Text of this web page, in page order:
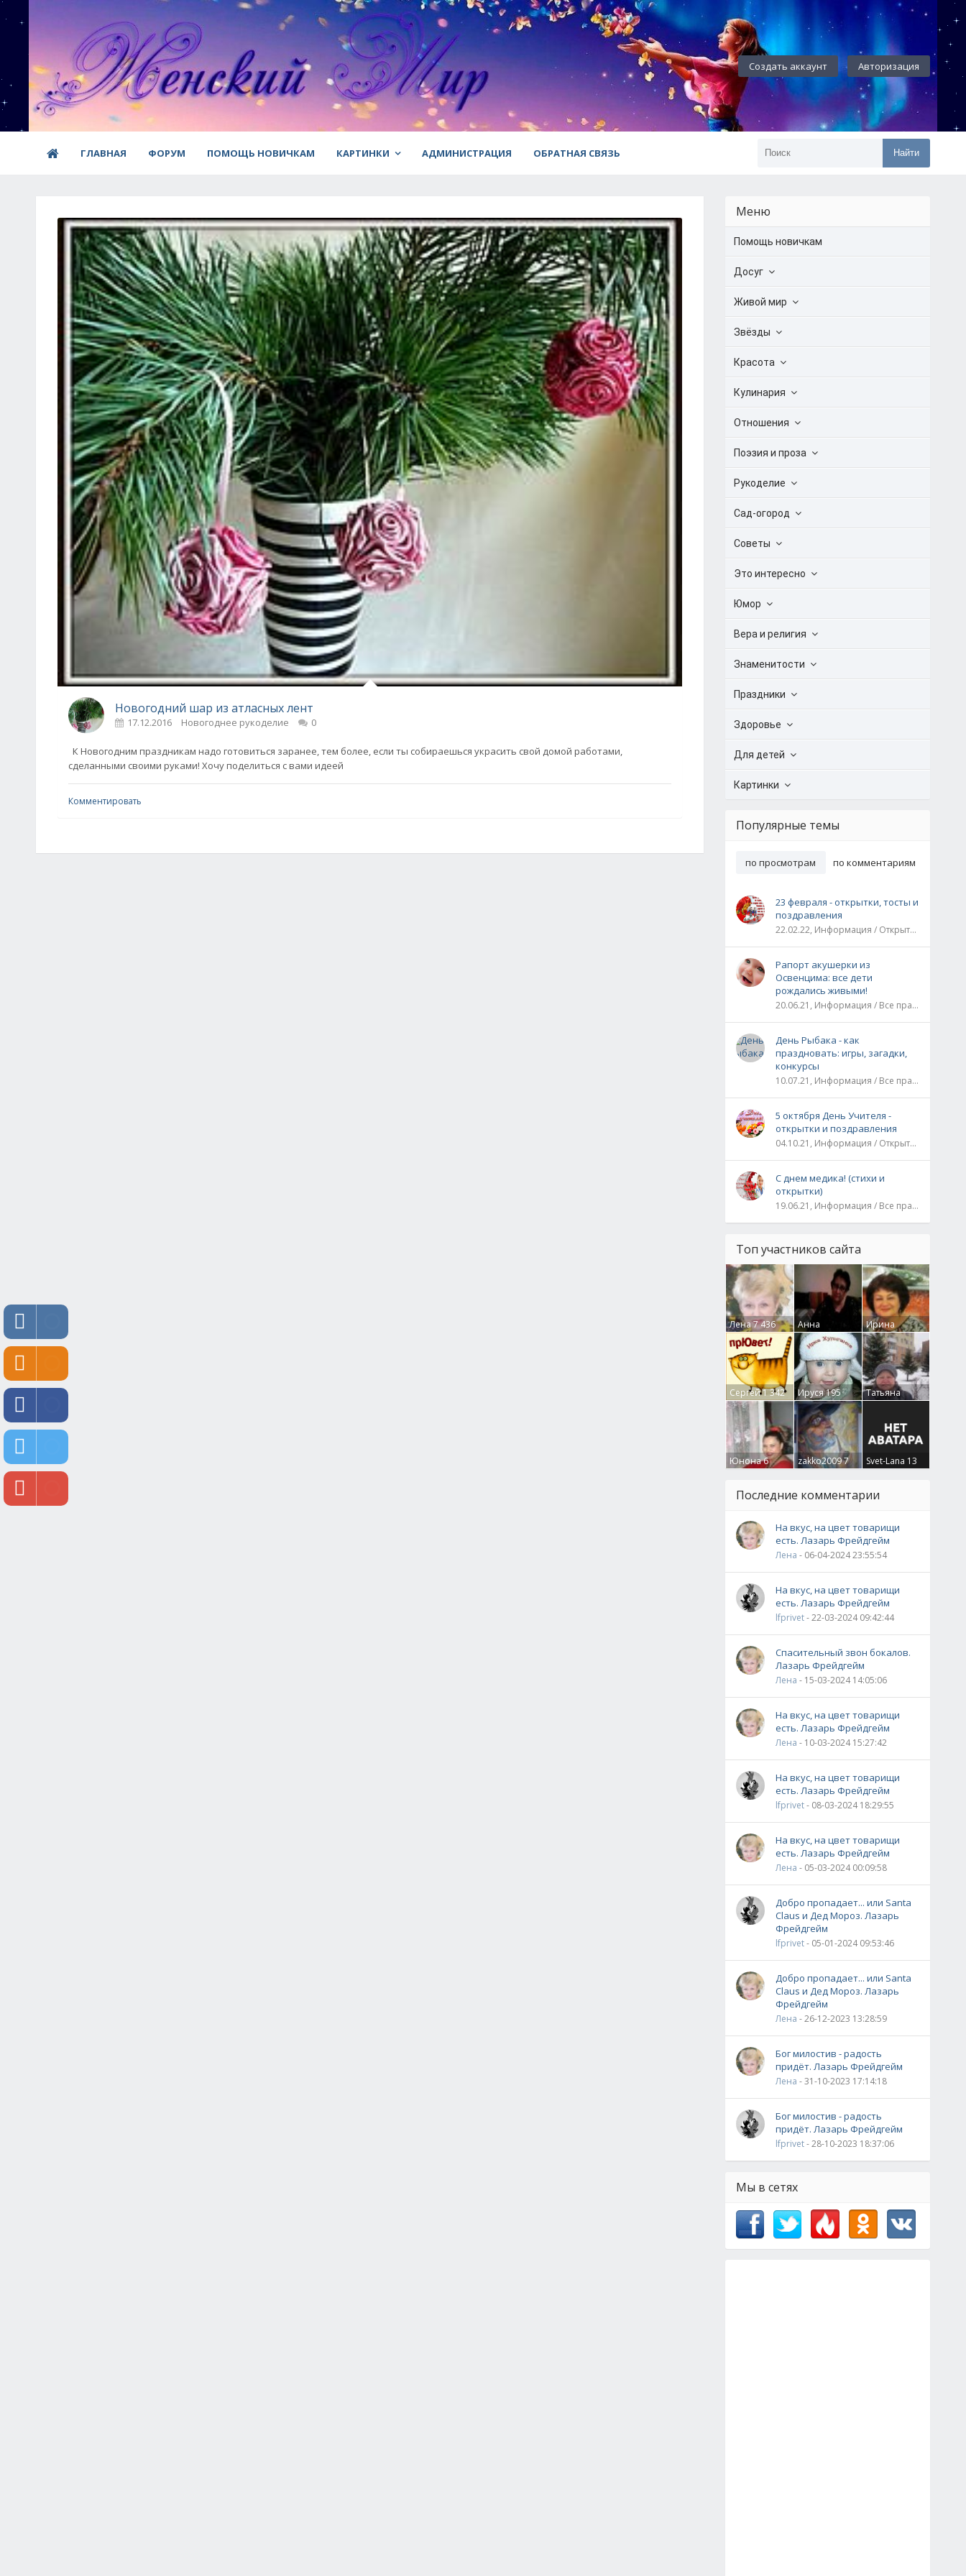
Создать аккаунт Авторизация
ГЛАВНАЯ ФОРУМ ПОМОЩЬ НОВИЧКАМ КАРТИНКИ АДМИНИСТРАЦИЯ ОБРАТНАЯ СВЯЗЬ Найти
Новогодний шар из атласных лент
17.12.2016 Новогоднее рукоделие 0
К Новогодним праздникам надо готовиться заранее, тем более, если ты собираешься украсить свой домой работами,
сделанными своими руками! Хочу поделиться с вами идеей
Комментировать
Меню
Помощь новичкам
Досуг
Живой мир
Звёзды
Красота
Кулинария
Отношения
Поэзия и проза
Рукоделие
Сад-огород
Советы
Это интересно
Юмор
Вера и религия
Знаменитости
Праздники
Здоровье
Для детей
Картинки
Популярные темы
по просмотрам по комментариям
23 февраля - открытки, тосты и
поздравления
22.02.22, Информация / Открытки / Все праздники
Рапорт акушерки из
Освенцима: все дети
рождались живыми!
20.06.21, Информация / Все праздники / Рассказы и истории
День Рыбака - как
праздновать: игры, загадки,
конкурсы
10.07.21, Информация / Все праздники
5 октября День Учителя -
открытки и поздравления
04.10.21, Информация / Открытки / Все праздники
С днем медика! (стихи и
открытки)
19.06.21, Информация / Все праздники
Топ участников сайта
Лена7 436
Анна
Гумлевая0
Ирина
Бруцкая41
Сергей1 342 Ируся195
Татьяна
Крючкова0
Юнона6 zakko20097 Svet-Lana 13
Последние комментарии
На вкус, на цвет товарищи
есть. Лазарь Фрейдгейм
Лена - 06-04-2024 23:55:54
На вкус, на цвет товарищи
есть. Лазарь Фрейдгейм
lfprivet- 22-03-2024 09:42:44
Спасительный звон бокалов.
Лазарь Фрейдгейм
Лена - 15-03-2024 14:05:06
На вкус, на цвет товарищи
есть. Лазарь Фрейдгейм
Лена - 10-03-2024 15:27:42
На вкус, на цвет товарищи
есть. Лазарь Фрейдгейм
lfprivet- 08-03-2024 18:29:55
На вкус, на цвет товарищи
есть. Лазарь Фрейдгейм
Лена - 05-03-2024 00:09:58
Добро пропадает... или Santa
Claus и Дед Мороз. Лазарь
Фрейдгейм
lfprivet- 05-01-2024 09:53:46
Добро пропадает... или Santa
Claus и Дед Мороз. Лазарь
Фрейдгейм
Лена - 26-12-2023 13:28:59
Бог милостив - радость
придёт. Лазарь Фрейдгейм
Лена - 31-10-2023 17:14:18
Бог милостив - радость
придёт. Лазарь Фрейдгейм
lfprivet- 28-10-2023 18:37:06
Мы в сетях